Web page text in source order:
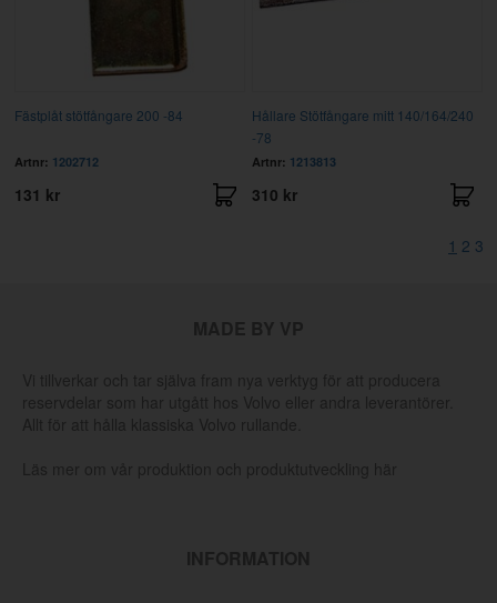
Fästplåt stötfångare 200 -84
Artnr: 1202712
131 kr
Hållare Stötfångare mitt 140/164/240
-78
Artnr: 1213813
310 kr
1 2 3